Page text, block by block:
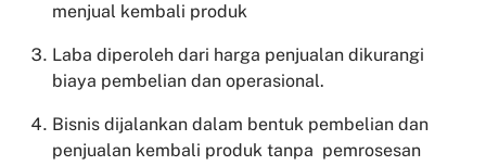
menjual kembali produk
Laba diperoleh dari harga penjualan dikurangi
biaya pembelian dan operasional.
Bisnis dijalankan dalam bentuk pembelian dan
penjualan kembali produk tanpa pemrosesan